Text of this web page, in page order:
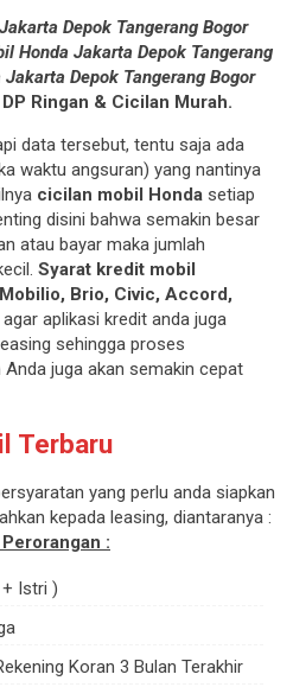
Depok Tangerang Bogor
Honda Jakarta Depok Tangerang
Jakarta Depok Tangerang Bogor
DP Ringan & Cicilan Murah.
data tersebut, tentu saja ada
waktu angsuran) yang nantinya
cicilan mobil Honda setiap
disini bahwa semakin besar
atau bayar maka jumlah
Syarat kredit mobil
Brio, Civic, Accord,
aplikasi kredit anda juga
sehingga proses
juga akan semakin cepat
Terbaru
yang perlu anda siapkan
kepada leasing, diantaranya :
:
Istri )
Koran 3 Bulan Terakhir